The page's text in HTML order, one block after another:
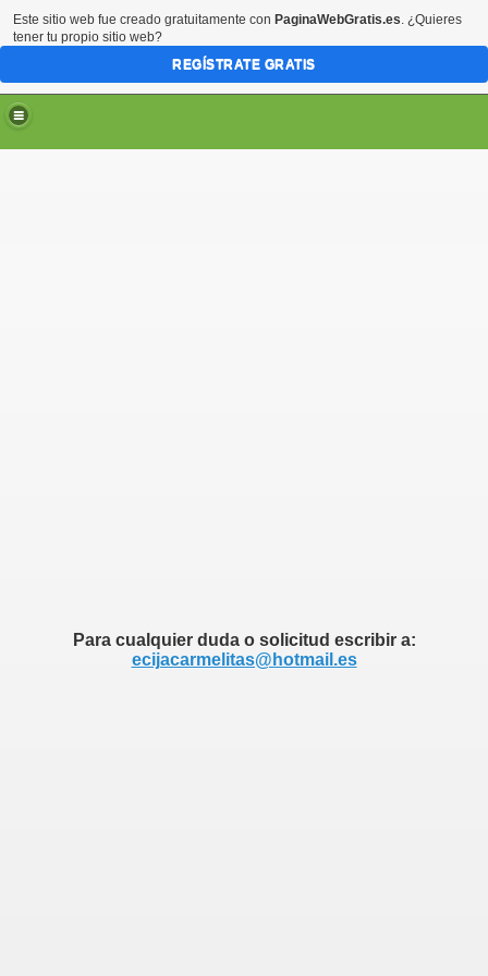
Para cualquier duda o solicitud escribir a:
ecijacarmelitas@hotmail.es
Este sitio web fue creado gratuitamente con PaginaWebGratis.es. ¿Quieres
tener tu propio sitio web?
REGÍSTRATE GRATIS